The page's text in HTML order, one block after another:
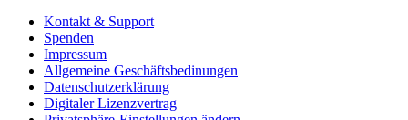
Kontakt & Support
Spenden
Impressum
Allgemeine Geschäftsbedinungen
Datenschutzerklärung
Digitaler Lizenzvertrag